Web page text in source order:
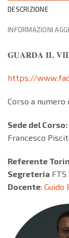
DESCRIZIONE
INFORMAZIONI
𝐆𝐔𝐀𝐑𝐃𝐀 𝐈𝐋
https://
Corso a
Sede del Corso:
Francesco
Referente
Segreteria FTS
Docente: Guido